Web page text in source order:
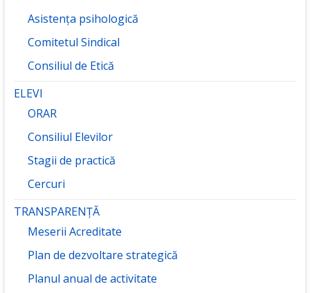
Asistența psihologică
Comitetul Sindical
Consiliul de Etică
ELEVI
ORAR
Consiliul Elevilor
Stagii de practică
Cercuri
TRANSPARENȚĂ
Meserii Acreditate
Plan de dezvoltare strategică
Planul anual de activitate